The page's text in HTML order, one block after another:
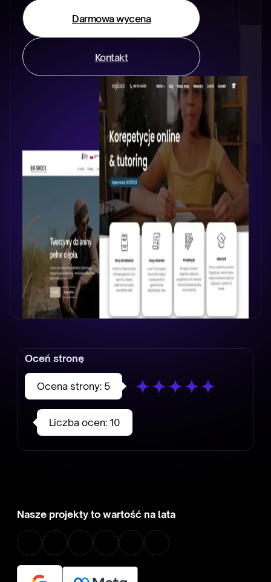
Darmowa wycena
Kontakt
Oceń stronę
Ocena strony: 5
Liczba ocen: 10
Nasze projekty to wartość na lata